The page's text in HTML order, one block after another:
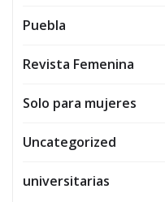
Puebla
Revista Femenina
Solo para mujeres
Uncategorized
universitarias